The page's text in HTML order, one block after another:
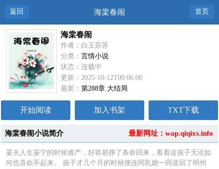
返回 海棠春闹 首页
海棠春闹
作者：白玉苏苏
分类：言情小说
状态：连载中
更新：2025-10-12T00:06:00
最新：第288章 大结局
开始阅读 加入书架 TXT下载
最新网址：wap.qiqixs.info
海棠春闹小说简介
晏夫人生晏宁的时候难产，好容易挣了条命回来，看着这孩子无论如
何也喜欢不起来。 孩子才几个月的时候便连同乳娘一同送回了明州